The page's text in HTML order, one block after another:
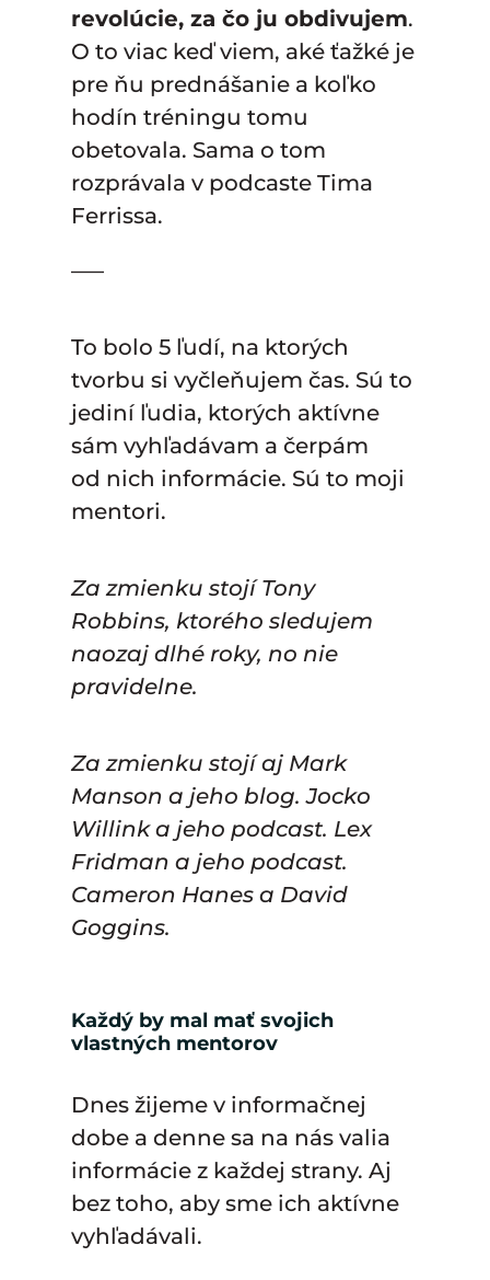
revolúcie, za čo ju obdivujem.
O to viac keď viem, aké ťažké je
pre ňu prednášanie a koľko
hodín tréningu tomu
obetovala. Sama o tom
rozprávala v podcaste Tima
Ferrissa.
—–
To bolo 5 ľudí, na ktorých
tvorbu si vyčleňujem čas. Sú to
jediní ľudia, ktorých aktívne
sám vyhľadávam a čerpám
od nich informácie. Sú to moji
mentori.
Za zmienku stojí Tony
Robbins, ktorého sledujem
naozaj dlhé roky, no nie
pravidelne.
Za zmienku stojí aj Mark
Manson a jeho blog. Jocko
Willink a jeho podcast. Lex
Fridman a jeho podcast.
Cameron Hanes a David
Goggins.
Každý by mal mať svojich
vlastných mentorov
Dnes žijeme v informačnej
dobe a denne sa na nás valia
informácie z každej strany. Aj
bez toho, aby sme ich aktívne
vyhľadávali.